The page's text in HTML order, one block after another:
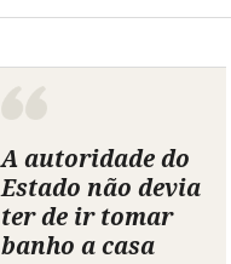
A autoridade do
Estado não devia
ter de ir tomar
banho a casa